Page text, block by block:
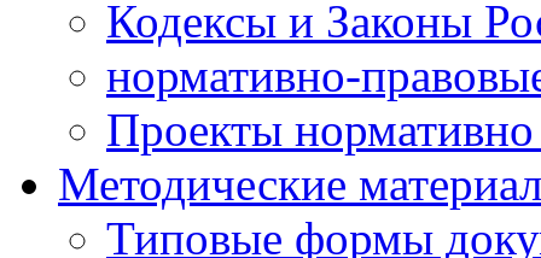
Кодексы и Законы
нормативно-
Проекты
Методические
Типовые формы